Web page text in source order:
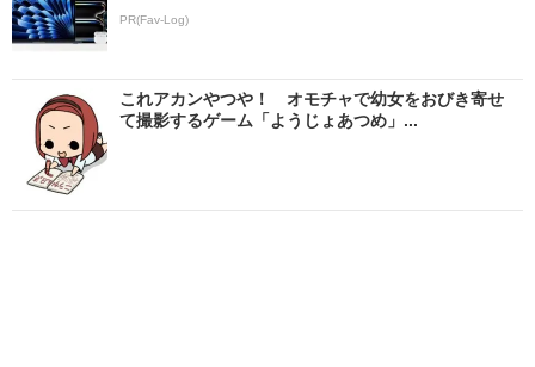
PR(Fav-Log)
これアカンやつや！ オモチャで幼女をおびき寄せ
て撮影するゲーム「ようじょあつめ」...